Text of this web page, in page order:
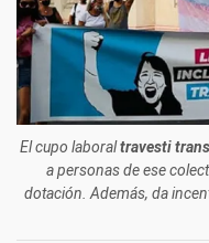
El cupo laboraltravestitrans
a personas de ese
dotación. Además, da